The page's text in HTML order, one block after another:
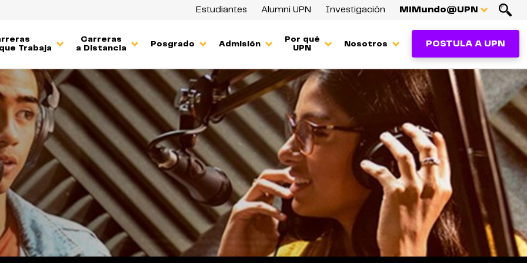
Estudiantes Alumni UPN Investigación MiMundo@UPN
Trabaja
Carreras
a Distancia
Posgrado Admisión
Por qué
UPN
Nosotros POSTULA A UPN